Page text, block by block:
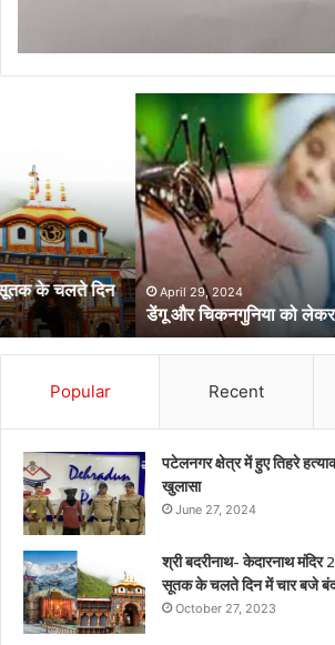
लेकर
स्वास्थ्य
विभाग
का
अर्लटApril 29, 2024
डेंगू और चिकनगुनिया को लेकर स्वास्थ्य विभाग का
Popular Recent
पटेलनगर क्षेत्र में हुए तिहरे
खुलासा
June 27, 2024
श्री बदरीनाथ- केदारनाथ
सूतक के चलते दिन में चार बजे बंद
October 27, 2023